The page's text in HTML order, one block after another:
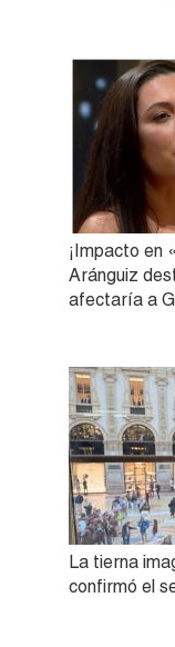
¡Impacto en
Aránguiz
afectaría a
La tierna
confirmó el